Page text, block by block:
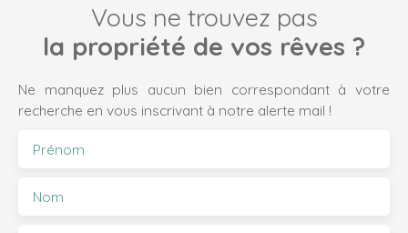
Vous ne trouvez pas
la propriété de vos rêves ?
Ne manquez plus aucun bien correspondant à votre
recherche en vous inscrivant à notre alerte mail !
Prénom
Nom